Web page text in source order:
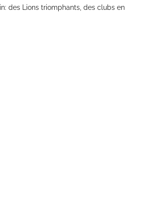
des Lions triomphants, des clubs en